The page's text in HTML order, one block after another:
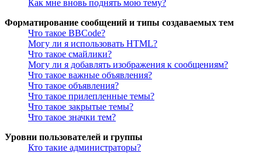
Как мне вновь поднять мою тему?
Форматирование сообщений и типы создаваемых тем
Что такое BBCode?
Могу ли я использовать HTML?
Что такое смайлики?
Могу ли я добавлять изображения к сообщениям?
Что такое важные объявления?
Что такое объявления?
Что такое прилепленные темы?
Что такое закрытые темы?
Что такое значки тем?
Уровни пользователей и группы
Кто такие администраторы?